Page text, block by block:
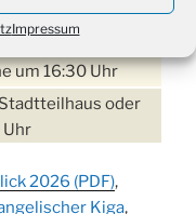
Impressum
Uhr
um 16:30 Uhr
oder
Uhr
2026 (PDF),
Kiga,